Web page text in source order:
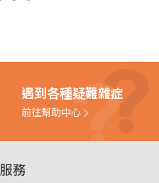
遇到各種疑難雜症
前往幫助中心
服務